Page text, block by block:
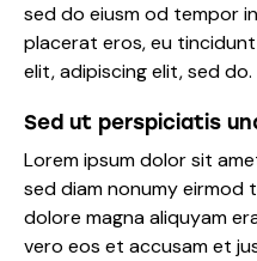
sed do eiusm od tempor
placerat eros, eu
elit, adipiscing elit, sed do.
Sed ut perspiciatis
Lorem ipsum dolor sit
sed diam nonumy
dolore magna aliquyam
vero eos et accusam et